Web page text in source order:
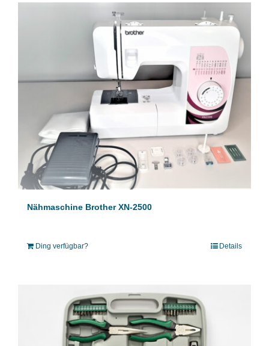
Nähmaschine Brother XN-2500
Ding verfügbar? Details